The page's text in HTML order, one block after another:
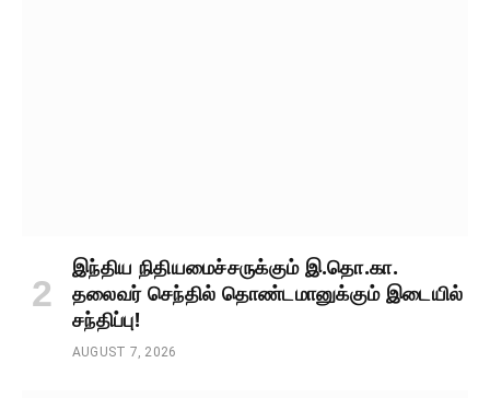
இந்திய நிதியமைச்சருக்கும் இ.தொ.கா.
தலைவர் செந்தில் தொண்டமானுக்கும் இடையில்
சந்திப்பு!
AUGUST 7, 2026